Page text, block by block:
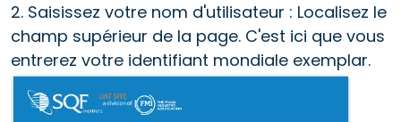
2. Saisissez votre nom d'utilisateur : Localisez le
champ supérieur de la page. C'est ici que vous
entrerez votre identifiant mondiale exemplar.